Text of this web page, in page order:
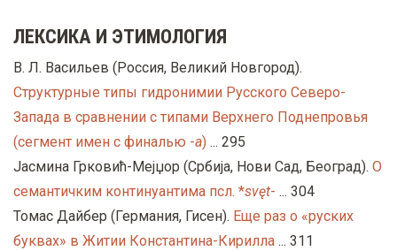
ЛЕКСИКА И ЭТИМОЛОГИЯ
В. Л. Васильев (Россия, Великий Новгород).
Структурные типы гидронимии Русского Северо-
Запада в сравнении с типами Верхнего Поднепровья
(сегмент имен с финалью -а) ... 295
Јасмина Грковић-Мејџор (Србија, Нови Сад, Београд). O
семантичким континуантима псл. *svęt- ... 304
Томас Дайбер (Германия, Гисен). Еще раз о «руских
буквах» в Житии Константина-Кирилла ... 311